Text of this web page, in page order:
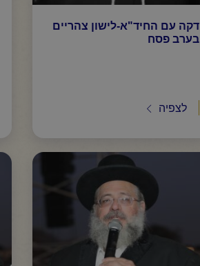
דקה עם החיד"א-לישון צהריים
בערב פסח
לצפיה